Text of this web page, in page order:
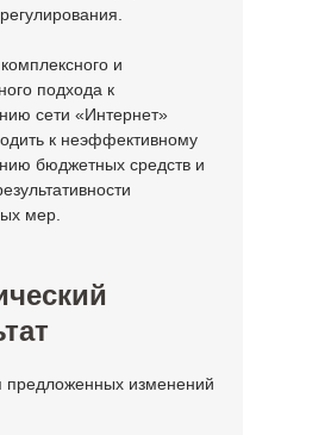
и
подхода к
сети «Интернет»
к неэффективному
бюджетных средств и
мер.
предложенных изменений